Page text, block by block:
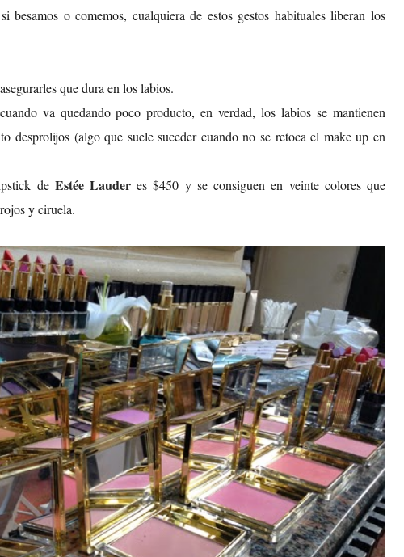
besamos o comemos, cualquiera de estos gestos habituales liberan los
que dura en los labios.
va quedando poco producto, en verdad, los labios se mantienen
desprolijos (algo que suele suceder cuando no se retoca el make up en
de Estée Lauder es $450 y se consiguen en veinte colores que
y ciruela.